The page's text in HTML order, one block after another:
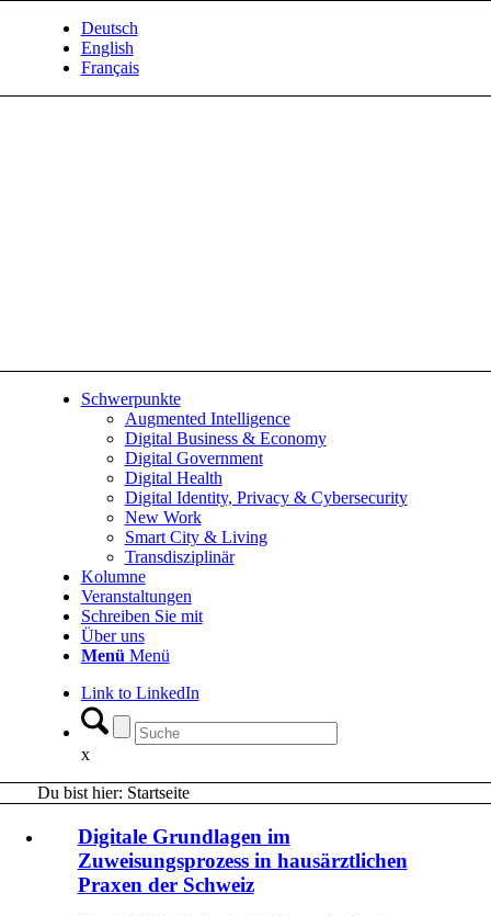
Deutsch
English
Français
Schwerpunkte
Augmented Intelligence
Digital Business & Economy
Digital Government
Digital Health
Digital Identity, Privacy & Cybersecurity
New Work
Smart City & Living
Transdisziplinär
Kolumne
Veranstaltungen
Schreiben Sie mit
Über uns
Menü Menü
Link to LinkedIn
x
Du bist hier: Startseite
Digitale Grundlagen im
Zuweisungsprozess in hausärztlichen
Praxen der Schweiz